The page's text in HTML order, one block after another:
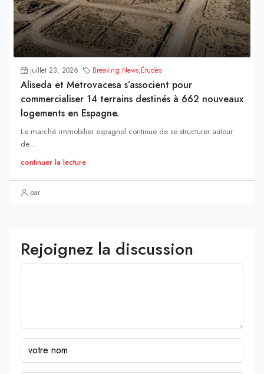
juillet 23, 2026 Breaking News,Études
Aliseda et Metrovacesa s’associent pour
commercialiser 14 terrains destinés à 662 nouveaux
logements en Espagne.
Le marché immobilier espagnol continue de se structurer autour
de...
continuer la lecture
par
Rejoignez la discussion